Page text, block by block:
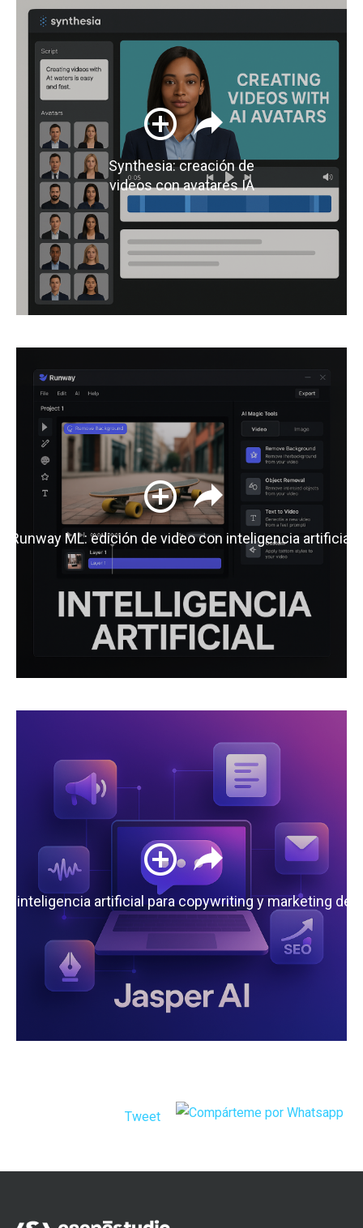
Synthesia: creación de
videos con avatares IA
Runway ML: edición de video con inteligencia artificial
la inteligencia artificial para copywriting y marketing de
Tweet